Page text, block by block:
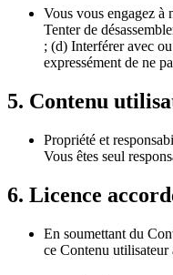
Vous vous engagez
Tenter de
; (d) Interférer avec
expressément de ne
5. Contenu
Propriété et
Vous êtes seul
6. Licence
En soumettant du
ce Contenu utilisateur